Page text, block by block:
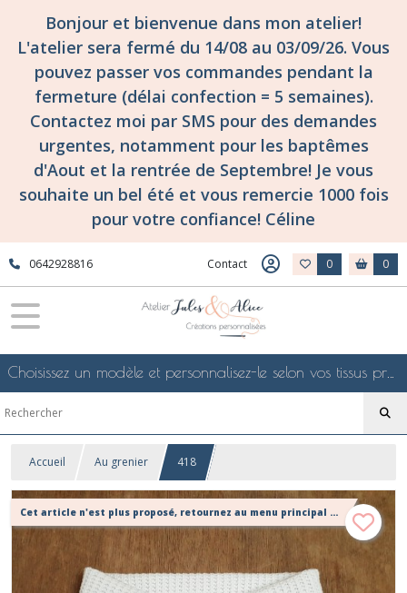
Bonjour et bienvenue dans mon atelier!
L'atelier sera fermé du 14/08 au 03/09/26. Vous
pouvez passer vos commandes pendant la
fermeture (délai confection = 5 semaines).
Contactez moi par SMS pour des demandes
urgentes, notamment pour les baptêmes
d'Aout et la rentrée de Septembre! Je vous
souhaite un bel été et vous remercie 1000 fois
pour votre confiance! Céline
0642928816 Contact 0 0
Choisissez un modèle et personnalisez-le selon vos tissus préférés de mes collections en ligne, je le confectionnerai selon vos souhaits
Accueil Au grenier 418
Cet article n'est plus proposé, retournez au menu principal ou contactez moi!